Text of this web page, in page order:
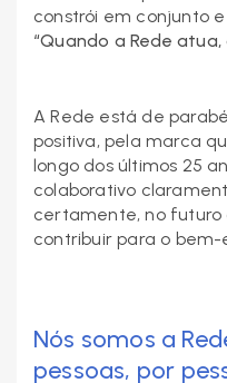
constrói em conjunto
“Quando a Rede
A Rede está de
positiva, pela marca
longo dos últimos 25
colaborativo
certamente, no futuro
contribuir para o bem-
Nós somos a
pessoas, por